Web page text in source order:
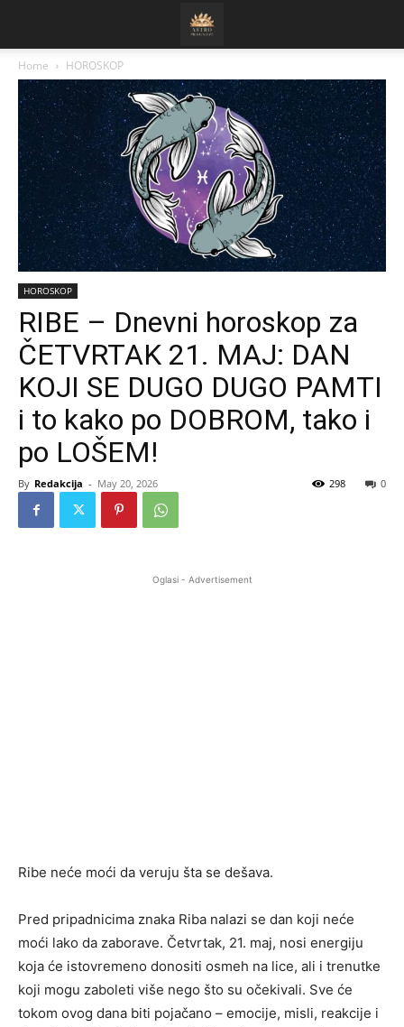
Home HOROSKOP
HOROSKOP
RIBE – Dnevni horoskop za
ČETVRTAK 21. MAJ: DAN
KOJI SE DUGO DUGO PAMTI
i to kako po DOBROM, tako i
po LOŠEM!
By Redakcija - May 20, 2026 0
298
Oglasi - Advertisement
Ribe neće moći da veruju šta se dešava.
Pred pripadnicima znaka Riba nalazi se dan koji neće
moći lako da zaborave. Četvrtak, 21. maj, nosi energiju
koja će istovremeno donositi osmeh na lice, ali i trenutke
koji mogu zaboleti više nego što su očekivali. Sve će
tokom ovog dana biti pojačano – emocije, misli, reakcije i